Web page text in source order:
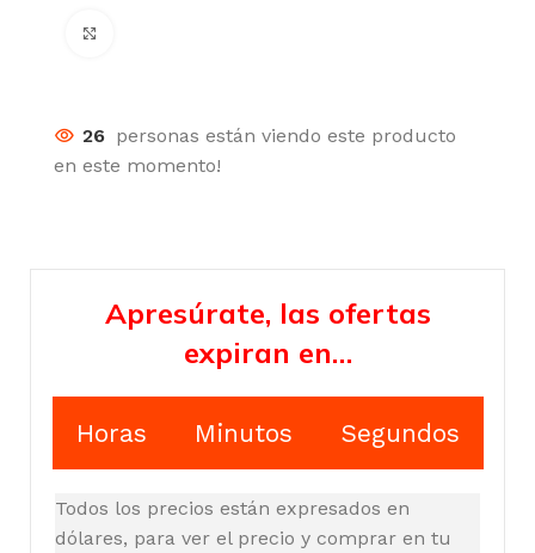
26 personas están viendo este producto
en este momento!
Apresúrate, las ofertas
expiran en…
Horas Minutos Segundos
Todos los precios están expresados en
dólares, para ver el precio y comprar en tu